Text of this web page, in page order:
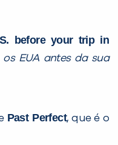
before your trip in
EUA antes da sua
Past Perfect, que é o